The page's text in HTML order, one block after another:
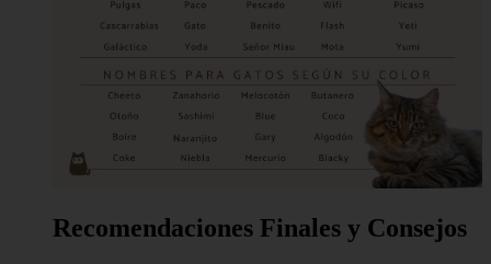
Recomendaciones Finales y Consejos